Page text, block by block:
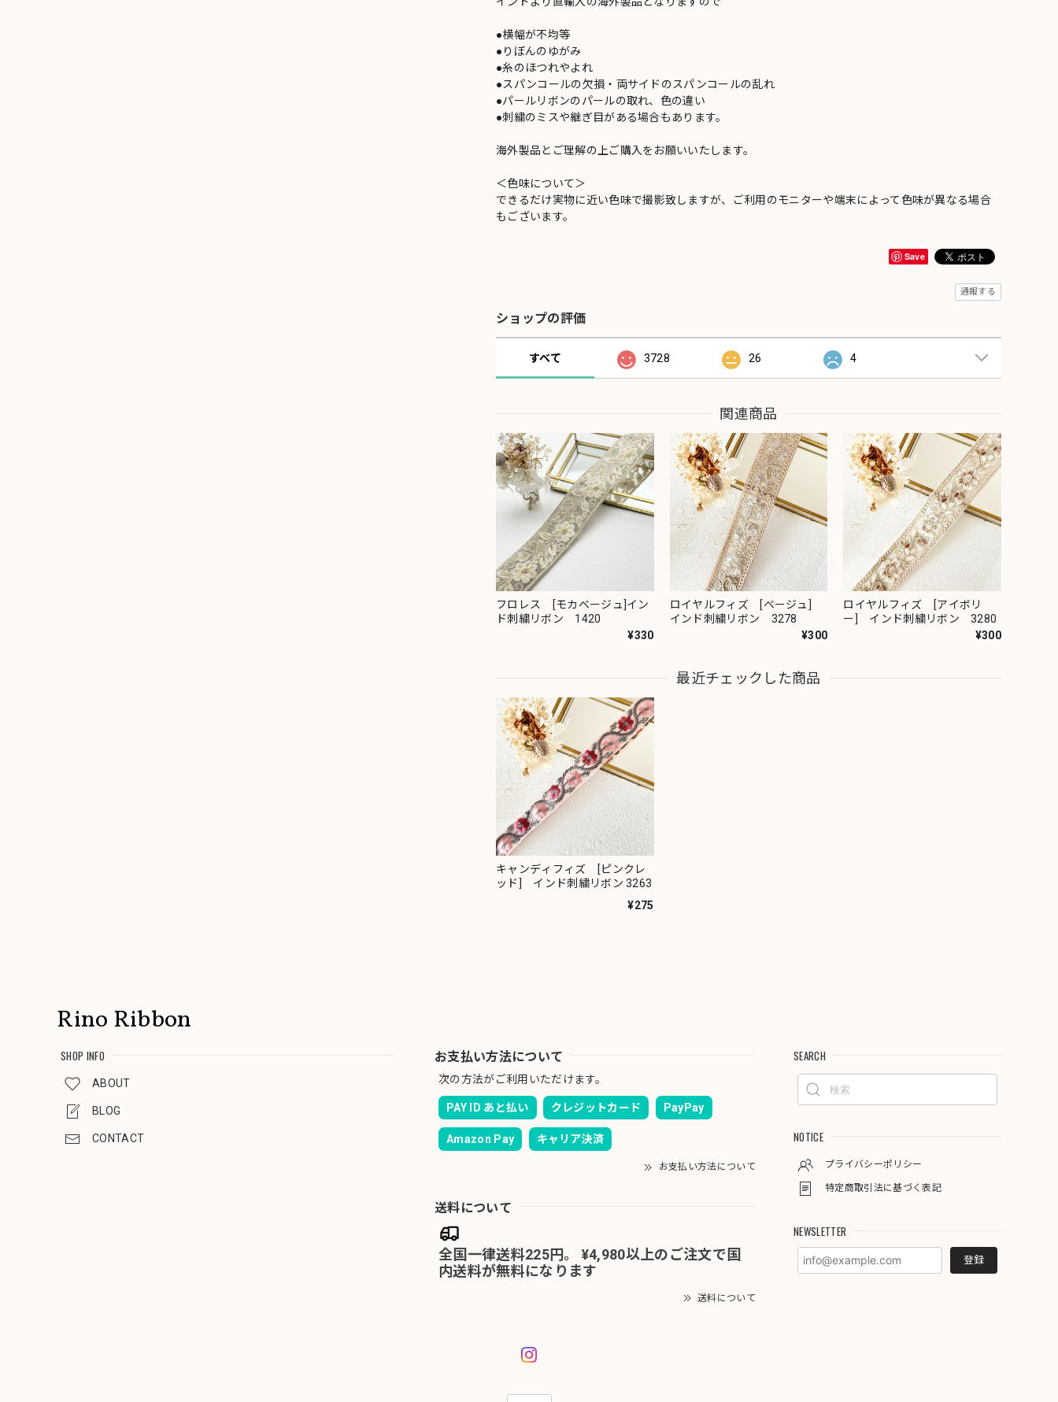
●横幅が不均等
●りぼんのゆがみ
●糸のほつれやよれ
●スパンコールの欠損・両サイドのスパンコールの乱れ
●パールリボンのパールの取れ、色の違い
●刺繍のミスや継ぎ目がある場合もあります。
海外製品とご理解の上ご購入をお願いいたします。
＜色味について＞
できるだけ実物に近い色味で撮影致しますが、ご利用のモニターや端末によって色味が異なる場合
もございます。
Save
通報する
ショップの評価
すべて 3728 26 4
関連商品
フロレス [モカベージュ]イン
ド刺繍リボン 1420
¥330
ロイヤルフィズ [ベージュ]
インド刺繍リボン 3278
¥300
ロイヤルフィズ [アイボリ
ー] インド刺繍リボン 3280
¥300
最近チェックした商品
キャンディフィズ [ピンクレ
ッド] インド刺繍リボン 3263
¥275
Rino Ribbon
SHOP INFO
ABOUT
BLOG
CONTACT
お支払い方法について
次の方法がご利用いただけます。
PAY ID あと払い クレジットカード PayPay
Amazon Pay キャリア決済
お支払い方法について
送料について
全国一律送料225円。 ¥4,980以上のご注文で国
内送料が無料になります
送料について
SEARCH
NOTICE
プライバシーポリシー
特定商取引法に基づく表記
NEWSLETTER
登録